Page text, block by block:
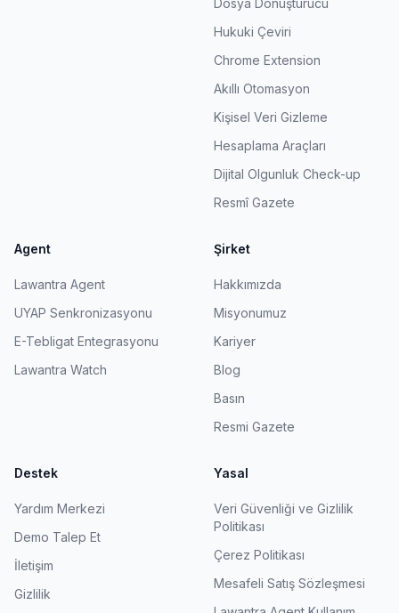
Hukuki Çeviri
Chrome Extension
Akıllı Otomasyon
Kişisel Veri Gizleme
Hesaplama Araçları
Dijital Olgunluk Check-up
Resmî Gazete
Agent
Lawantra Agent
UYAP Senkronizasyonu
E-Tebligat Entegrasyonu
Lawantra Watch
Şirket
Hakkımızda
Misyonumuz
Kariyer
Blog
Basın
Resmi Gazete
Destek
Yardım Merkezi
Demo Talep Et
İletişim
Gizlilik
Yasal
Veri Güvenliği ve Gizlilik
Politikası
Çerez Politikası
Mesafeli Satış Sözleşmesi